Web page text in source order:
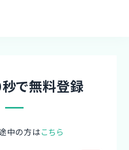
で無料登録
中の方はこちら